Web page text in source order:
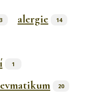
alergie 14
1
20